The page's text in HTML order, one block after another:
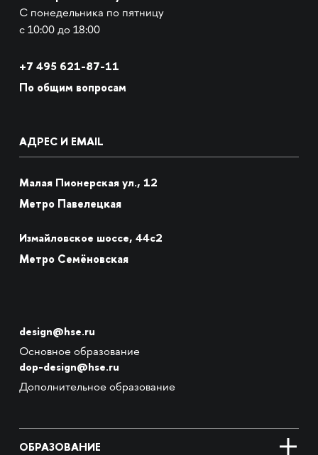
С понедельника по пятницу
с 10:00 до 18:00
+7 495 621-87-11
По общим вопросам
АДРЕС И EMAIL
Малая Пионерская ул., 12
Метро Павелецкая
Измайловское шоссе, 44с2
Метро Семёновская
design@hse.ru
Основное образование
dop-design@hse.ru
Дополнительное образование
ОБРАЗОВАНИЕ